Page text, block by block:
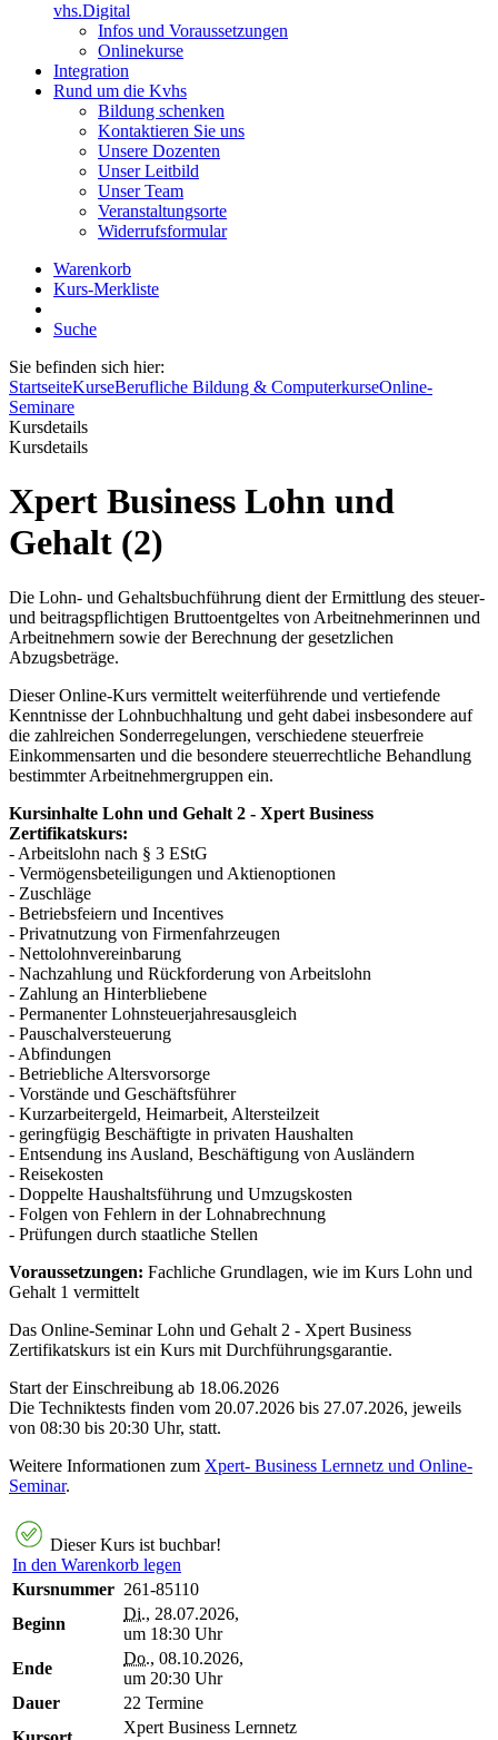
vhs.Digital
Infos und Voraussetzungen
Onlinekurse
Integration
Rund um die Kvhs
Bildung schenken
Kontaktieren Sie uns
Unsere Dozenten
Unser Leitbild
Unser Team
Veranstaltungsorte
Widerrufsformular
Warenkorb
Kurs-Merkliste
Suche
Sie befinden sich hier:
StartseiteKurseBerufliche Bildung & ComputerkurseOnline-
Seminare
Kursdetails
Kursdetails
Xpert Business Lohn und
Gehalt (2)
Die Lohn- und Gehaltsbuchführung dient der Ermittlung des steuer-
und beitragspflichtigen Bruttoentgeltes von Arbeitnehmerinnen und
Arbeitnehmern sowie der Berechnung der gesetzlichen
Abzugsbeträge.
Dieser Online-Kurs vermittelt weiterführende und vertiefende
Kenntnisse der Lohnbuchhaltung und geht dabei insbesondere auf
die zahlreichen Sonderregelungen, verschiedene steuerfreie
Einkommensarten und die besondere steuerrechtliche Behandlung
bestimmter Arbeitnehmergruppen ein.
Kursinhalte Lohn und Gehalt 2 - Xpert Business
Zertifikatskurs:
- Arbeitslohn nach § 3 EStG
- Vermögensbeteiligungen und Aktienoptionen
- Zuschläge
- Betriebsfeiern und Incentives
- Privatnutzung von Firmenfahrzeugen
- Nettolohnvereinbarung
- Nachzahlung und Rückforderung von Arbeitslohn
- Zahlung an Hinterbliebene
- Permanenter Lohnsteuerjahresausgleich
- Pauschalversteuerung
- Abfindungen
- Betriebliche Altersvorsorge
- Vorstände und Geschäftsführer
- Kurzarbeitergeld, Heimarbeit, Altersteilzeit
- geringfügig Beschäftigte in privaten Haushalten
- Entsendung ins Ausland, Beschäftigung von Ausländern
- Reisekosten
- Doppelte Haushaltsführung und Umzugskosten
- Folgen von Fehlern in der Lohnabrechnung
- Prüfungen durch staatliche Stellen
Voraussetzungen: Fachliche Grundlagen, wie im Kurs Lohn und
Gehalt 1 vermittelt
Das Online-Seminar Lohn und Gehalt 2 - Xpert Business
Zertifikatskurs ist ein Kurs mit Durchführungsgarantie.
Start der Einschreibung ab 18.06.2026
Die Techniktests finden vom 20.07.2026 bis 27.07.2026, jeweils
von 08:30 bis 20:30 Uhr, statt.
Weitere Informationen zum Xpert- Business Lernnetz und Online-
Seminar.
Dieser Kurs ist buchbar!
In den Warenkorb legen
Kursnummer 261-85110
Beginn
Di., 28.07.2026,
um 18:30 Uhr
Ende
Do., 08.10.2026,
um 20:30 Uhr
Dauer
22 Termine
Xpert Business Lernnetz